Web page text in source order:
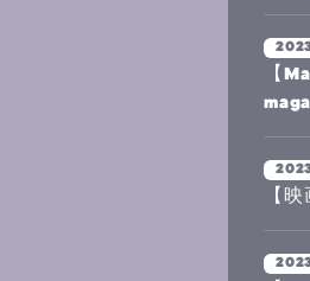
【
【